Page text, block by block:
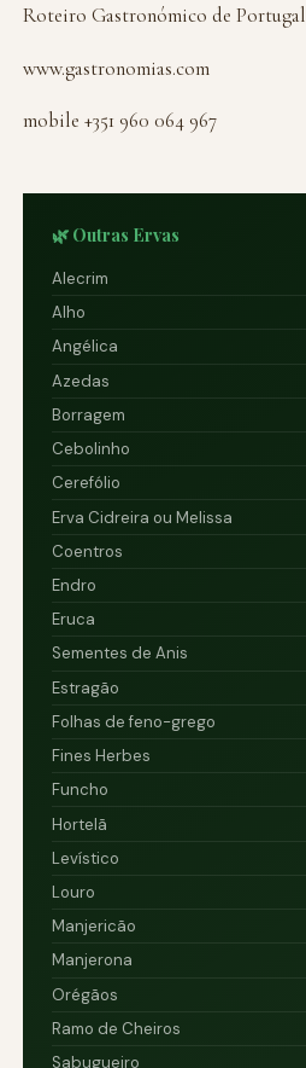
Roteiro Gastronómico de Portugal
www.gastronomias.com
mobile +351 960 064 967
🌿 Outras Ervas
Alecrim
Alho
Angélica
Azedas
Borragem
Cebolinho
Cerefólio
Erva Cidreira ou Melissa
Coentros
Endro
Eruca
Sementes de Anis
Estragão
Folhas de feno-grego
Fines Herbes
Funcho
Hortelã
Levístico
Louro
Manjericão
Manjerona
Orégãos
Ramo de Cheiros
Sabugueiro